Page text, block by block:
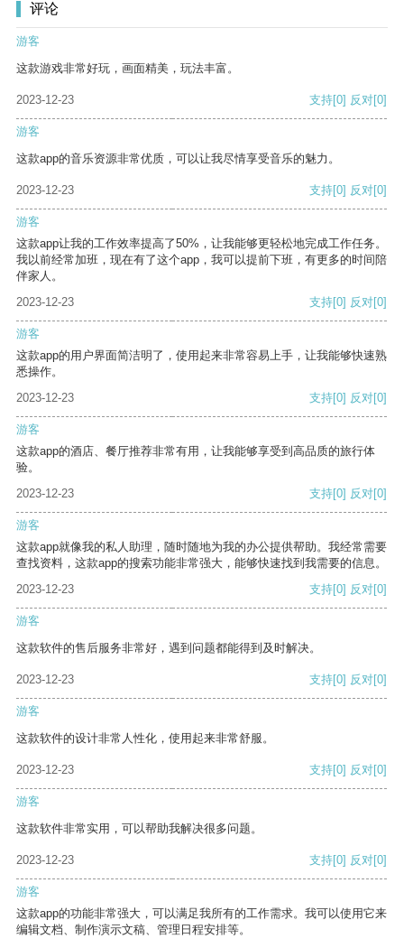
评论
游客
这款游戏非常好玩，画面精美，玩法丰富。
2023-12-23 支持[0] 反对[0]
游客
这款app的音乐资源非常优质，可以让我尽情享受音乐的魅力。
2023-12-23 支持[0] 反对[0]
游客
这款app让我的工作效率提高了50%，让我能够更轻松地完成工作任务。
我以前经常加班，现在有了这个app，我可以提前下班，有更多的时间陪
伴家人。
2023-12-23
支持[0] 反对[0]
游客
这款app的用户界面简洁明了，使用起来非常容易上手，让我能够快速熟
悉操作。
2023-12-23
支持[0] 反对[0]
游客
这款app的酒店、餐厅推荐非常有用，让我能够享受到高品质的旅行体
验。
2023-12-23
支持[0] 反对[0]
游客
这款app就像我的私人助理，随时随地为我的办公提供帮助。我经常需要
查找资料，这款app的搜索功能非常强大，能够快速找到我需要的信息。
2023-12-23
支持[0] 反对[0]
游客
这款软件的售后服务非常好，遇到问题都能得到及时解决。
2023-12-23 支持[0] 反对[0]
游客
这款软件的设计非常人性化，使用起来非常舒服。
2023-12-23 支持[0] 反对[0]
游客
这款软件非常实用，可以帮助我解决很多问题。
2023-12-23 支持[0] 反对[0]
游客
这款app的功能非常强大，可以满足我所有的工作需求。我可以使用它来
编辑文档、制作演示文稿、管理日程安排等。